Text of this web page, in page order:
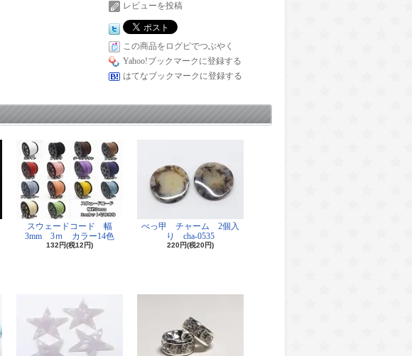
レビューを投稿
この商品をログピでつぶやく
Yahoo!ブックマークに登録する
はてなブックマークに登録する
スウェードコード 幅
3mm 3ｍ カラー14色
132円(税12円)
べっ甲 チャーム 2個入
り cha-0535
220円(税20円)